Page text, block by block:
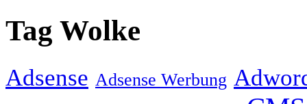
Tag Wolke
Adsense Adsense Werbung